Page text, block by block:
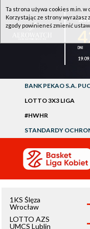
1KS
BANK PEKAO S.A.
LOTTO 3X3 LIGA
#HWHR
STANDARDY
1KS Ślęza
Wrocław
LOTTO AZS
UMCS Lublin
Ta strona używa cookies m.in.
Korzystając ze strony wyrażasz
zgody powinieneś zmienić